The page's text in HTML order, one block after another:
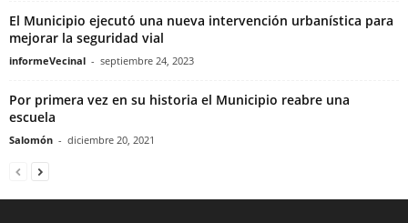
El Municipio ejecutó una nueva intervención urbanística para
mejorar la seguridad vial
informeVecinal - septiembre 24, 2023
Por primera vez en su historia el Municipio reabre una
escuela
Salomón - diciembre 20, 2021